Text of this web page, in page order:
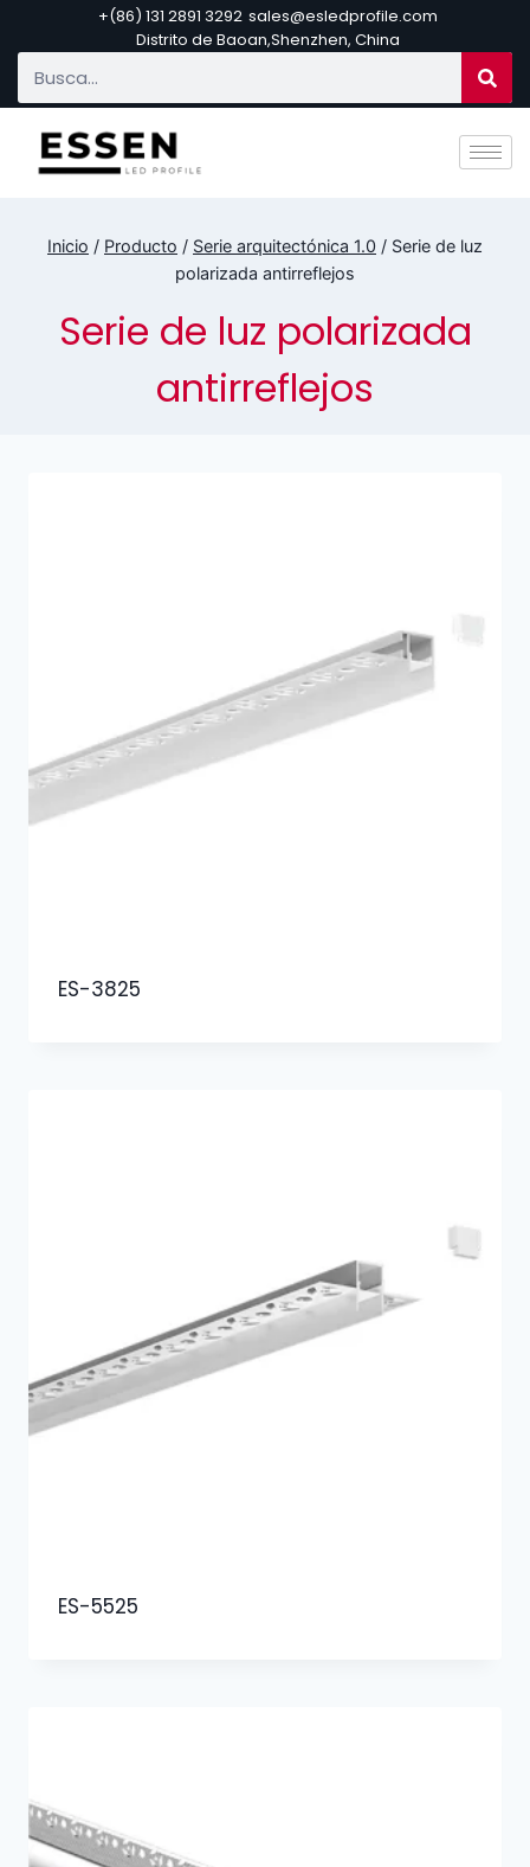
+(86) 131 2891 3292 sales@esledprofile.com
Distrito de Baoan,Shenzhen, China
Inicio / Producto / Serie arquitectónica 1.0 / Serie de luz
polarizada antirreflejos
Serie de luz polarizada
antirreflejos
ES-3825
ES-5525